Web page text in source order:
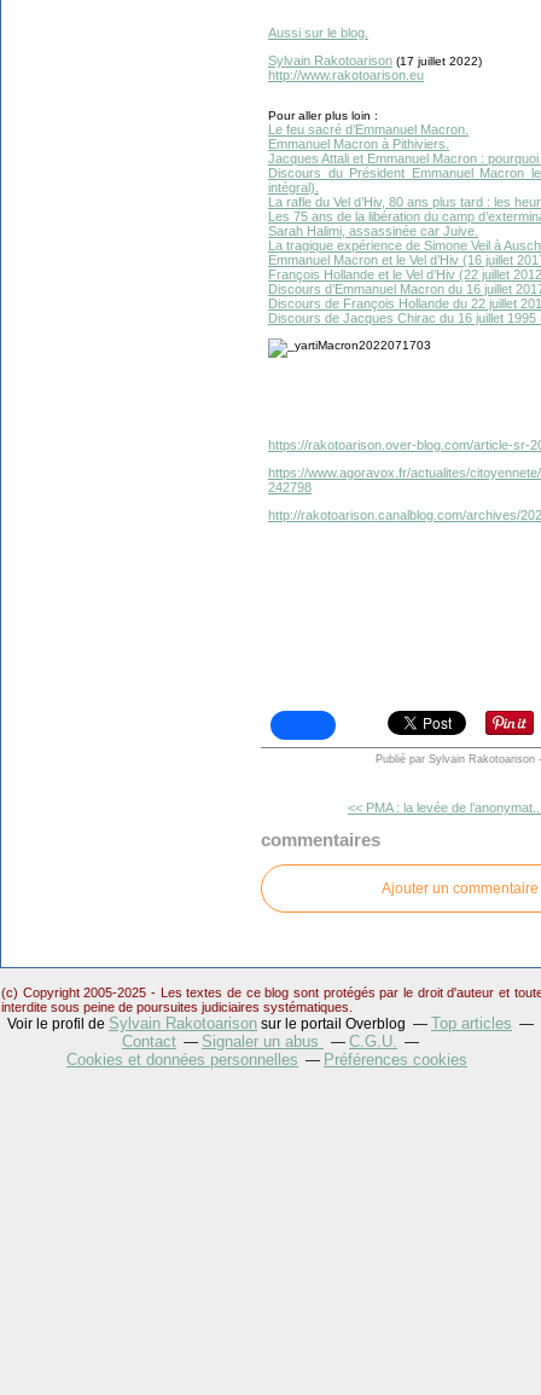
Aussi sur le blog.
Sylvain Rakotoarison (17 juillet 2022)
http://www.rakotoarison.eu
Pour aller plus loin :
Le feu sacré d’Emmanuel Macron.
Emmanuel Macron à Pithiviers.
Jacques Attali et Emmanuel Macron :
Discours du Président Emmanuel Macron
intégral).
La rafle du Vel d’Hiv, 80 ans plus tard : les
Les 75 ans de la libération du camp
Sarah Halimi, assassinée car Juive.
La tragique expérience de Simone Veil à
Emmanuel Macron et le Vel d’Hiv (16 juillet
François Hollande et le Vel d’Hiv (22 juillet
Discours d’Emmanuel Macron du 16 juillet
Discours de François Hollande du 22 juillet
Discours de Jacques Chirac du 16 juillet 1995
https://rakotoarison.over-blog.com/article-sr-
https://www.agoravox.fr/actualites/
242798
http://rakotoarison.canalblog.com/archives/
Publié par Sylvain Rakotoarison -
<< PMA : la levée de
commentaires
Ajouter un commentaire
(c) Copyright 2005-2025 - Les textes de ce blog sont protégés par le droit d'auteur et
interdite sous peine de poursuites judiciaires systématiques.
Voir le profil de Sylvain Rakotoarison sur le portail Overblog
Top articles
Contact
Signaler un abus
C.G.U.
Cookies et données personnelles
Préférences cookies